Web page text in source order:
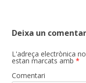
Deixa un
L'adreça electrònica
estan marcats amb *
Comentari